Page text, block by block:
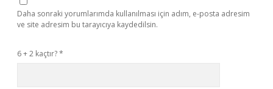
Daha sonraki yorumlarımda kullanılması için adım, e-posta adresim
ve site adresim bu tarayıcıya kaydedilsin.
6 + 2 kaçtır?*